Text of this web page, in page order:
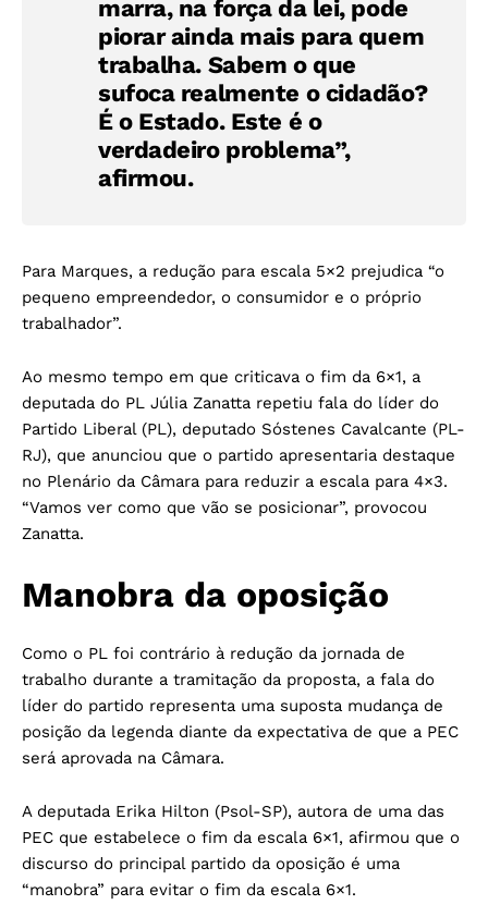
marra, na força da lei, pode
piorar ainda mais para quem
trabalha. Sabem o que
sufoca realmente o cidadão?
É o Estado. Este é o
verdadeiro problema”,
afirmou.
Para Marques, a redução para escala 5×2 prejudica “o
pequeno empreendedor, o consumidor e o próprio
trabalhador”.
Ao mesmo tempo em que criticava o fim da 6×1, a
deputada do PL Júlia Zanatta repetiu fala do líder do
Partido Liberal (PL), deputado Sóstenes Cavalcante (PL-
RJ), que anunciou que o partido apresentaria destaque
no Plenário da Câmara para reduzir a escala para 4×3.
“Vamos ver como que vão se posicionar”, provocou
Zanatta.
Manobra da oposição
Como o PL foi contrário à redução da jornada de
trabalho durante a tramitação da proposta, a fala do
líder do partido representa uma suposta mudança de
posição da legenda diante da expectativa de que a PEC
será aprovada na Câmara.
A deputada Erika Hilton (Psol-SP), autora de uma das
PEC que estabelece o fim da escala 6×1, afirmou que o
discurso do principal partido da oposição é uma
“manobra” para evitar o fim da escala 6×1.